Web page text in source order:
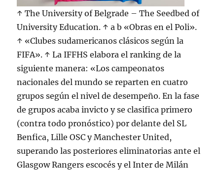
↑ The University of Belgrade – The Seedbed of
University Education. ↑ a b «Obras en el Poli».
↑ «Clubes sudamericanos clásicos según la
FIFA». ↑ La IFFHS elabora el ranking de la
siguiente manera: «Los campeonatos
nacionales del mundo se reparten en cuatro
grupos según el nivel de desempeño. En la fase
de grupos acaba invicto y se clasifica primero
(contra todo pronóstico) por delante del SL
Benfica, Lille OSC y Manchester United,
superando las posteriores eliminatorias ante el
Glasgow Rangers escocés y el Inter de Milán